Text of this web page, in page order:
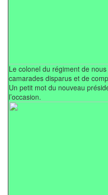
Le colonel du régiment de
camarades disparus et de
Un petit mot du nouveau
l’occasion.